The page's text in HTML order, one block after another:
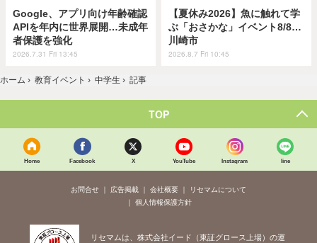
Google、アプリ向け年齢確認
APIを年内に世界展開…未成年
者保護を強化
2026.7.31 Fri 13:45
【夏休み2026】魚に触れて学
ぶ「おさかな」イベント8/8…
川崎市
2026.8.7 Fri 10:45
ホーム › 教育イベント › 中学生 › 記事
TOP
Home Facebook X YouTube Instagram line
お問合せ 広告掲載 会社概要
リセマムについて
個人情報保護方針
リセマムは、株式会社イード（東証グロース上場）の運